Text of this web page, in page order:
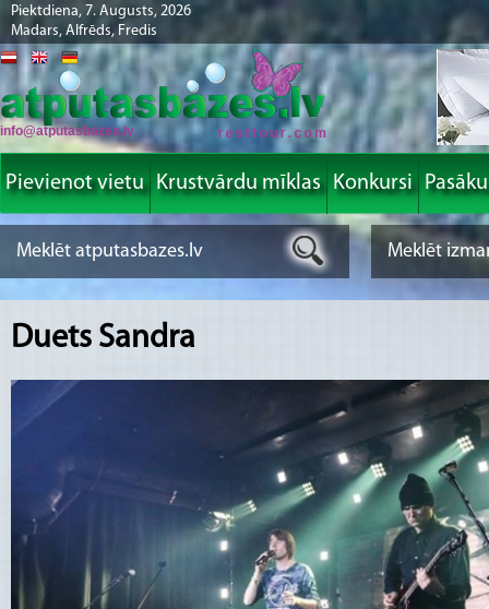
Piektdiena, 7. Augusts, 2026
Madars, Alfrēds, Fredis
info@atputasbazes.lv
Pievienot vietu Krustvārdu mīklas Konkursi
Duets Sandra